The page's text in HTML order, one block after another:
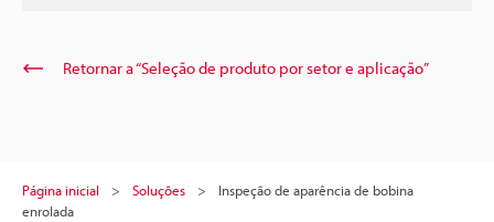
Retornar a “Seleção de produto por setor e aplicação”
Página inicial Soluções
Inspeção de aparência de bobina
enrolada